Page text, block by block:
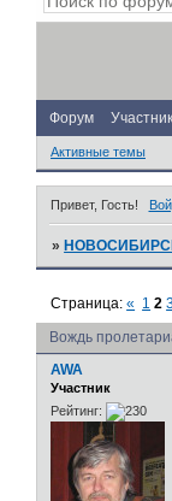
Форум
Активные темы
Привет, Гость!
»НОВОСИБИРСК
Вождь
Страница:« 1 2
AWA
Участник
Рейтинг: